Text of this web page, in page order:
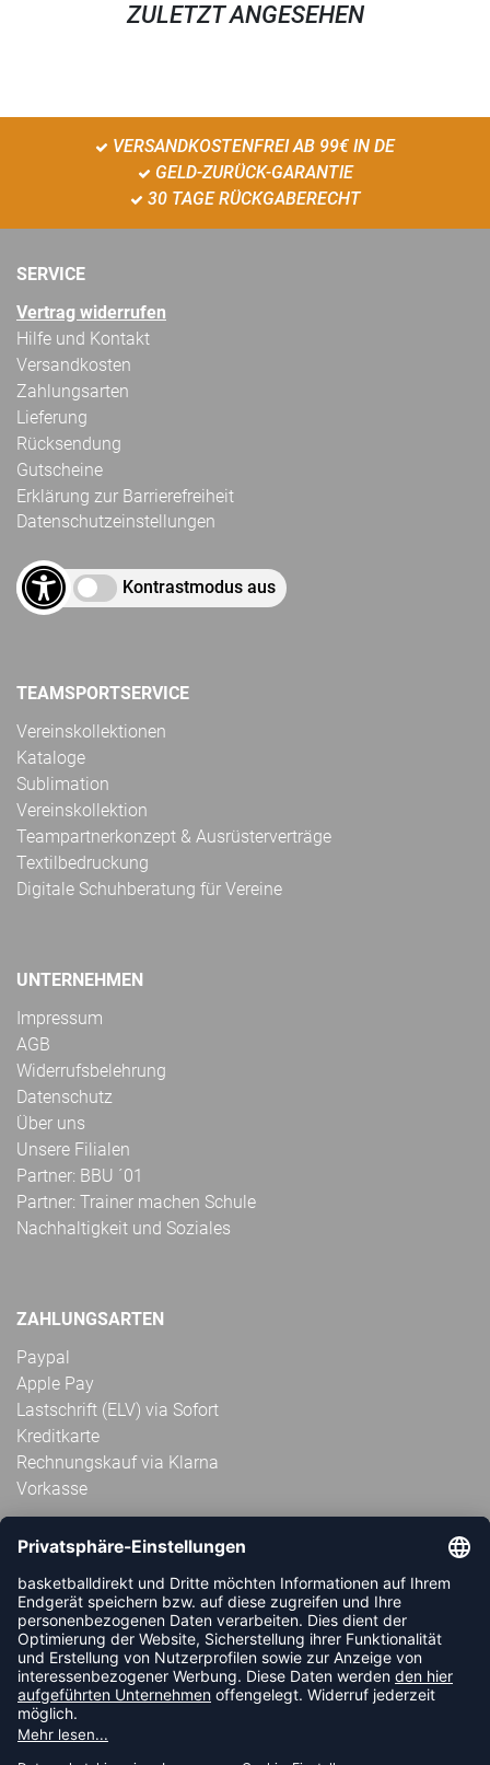
ZULETZT ANGESEHEN
VERSANDKOSTENFREI AB 99€ IN DE
GELD-ZURÜCK-GARANTIE
30 TAGE RÜCKGABERECHT
SERVICE
Vertrag widerrufen
Hilfe und Kontakt
Versandkosten
Zahlungsarten
Lieferung
Rücksendung
Gutscheine
Erklärung zur Barrierefreiheit
Datenschutzeinstellungen
Kontrastmodus aus
TEAMSPORTSERVICE
Vereinskollektionen
Kataloge
Sublimation
Vereinskollektion
Teampartnerkonzept & Ausrüsterverträge
Textilbedruckung
Digitale Schuhberatung für Vereine
UNTERNEHMEN
Impressum
AGB
Widerrufsbelehrung
Datenschutz
Über uns
Unsere Filialen
Partner: BBU ´01
Partner: Trainer machen Schule
Nachhaltigkeit und Soziales
ZAHLUNGSARTEN
Paypal
Apple Pay
Lastschrift (ELV) via Sofort
Kreditkarte
Rechnungskauf via Klarna
Vorkasse
ABONNIERE JETZT DEN KOSTENLOSEN
HANDBALLDIREKT-NEWSLETTER UND VERPASSE KEINE
NEUIGKEIT ODER AKTION MEHR.
JETZT ANMELDEN